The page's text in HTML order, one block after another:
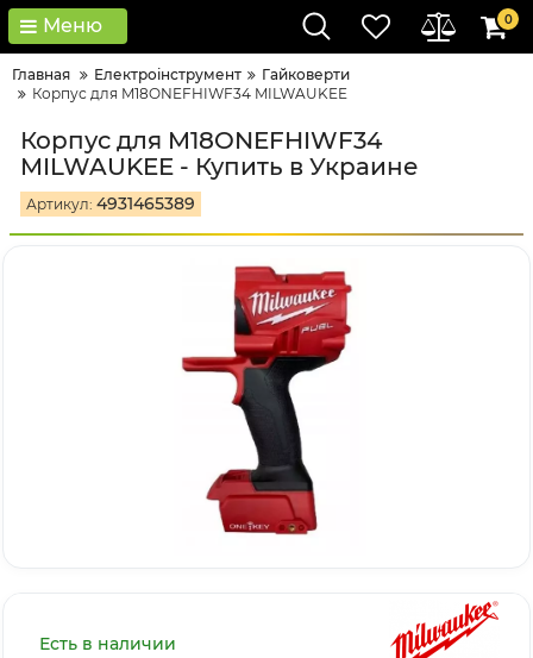
Меню 0
Главная Електроінструмент
Гайковерти
Корпус для M18ONEFHIWF34 MILWAUKEE
Корпус для M18ONEFHIWF34
MILWAUKEE - Купить в Украине
Артикул: 4931465389
Есть в наличии